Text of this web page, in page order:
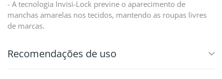
- A tecnologia Invisi-Lock previne o aparecimento de
manchas amarelas nos tecidos, mantendo as roupas livres
de marcas.
Recomendações de uso